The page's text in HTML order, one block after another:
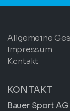
Allgemeine
Impressum
Kontakt
KONTAKT
Bauer Sport AG